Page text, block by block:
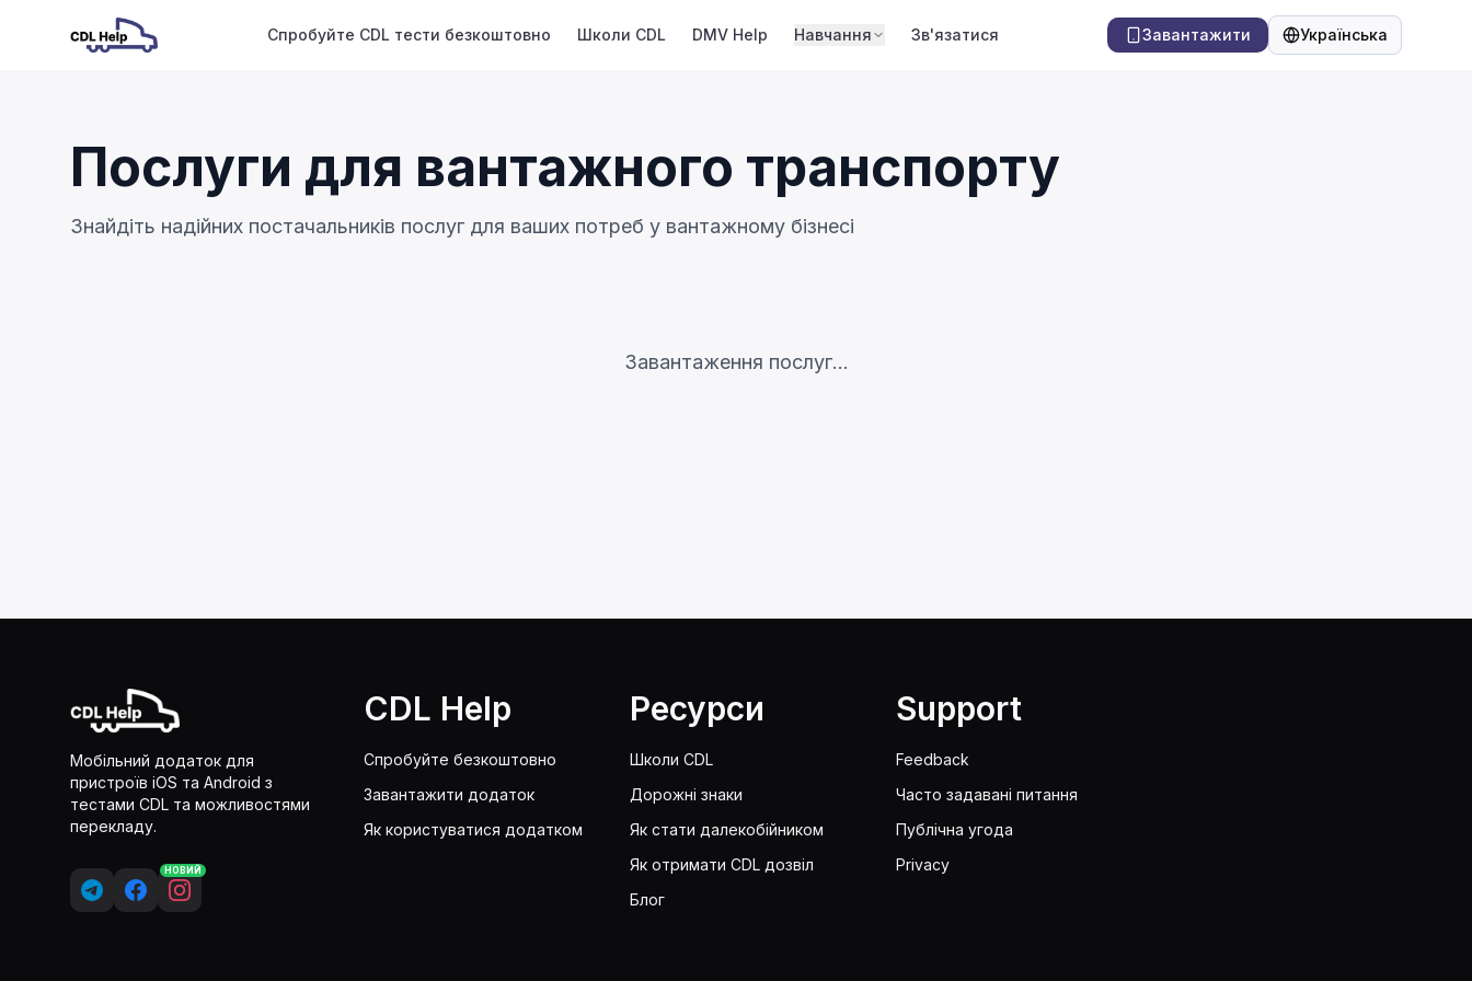
Спробуйте CDL тести безкоштовно Школи CDL DMV Help Навчання Зв'язатися Завантажити Українська
Мова
Послуги для вантажного транспорту
Знайдіть надійних постачальників послуг для ваших потреб у вантажному бізнесі
Завантаження послуг...
Мобільний додаток для
пристроїв iOS та Android з
тестами CDL та можливостями
перекладу.
НОВИЙ
CDL Help
Спробуйте безкоштовно
Завантажити додаток
Як користуватися додатком
Ресурси
Школи CDL
Дорожні знаки
Як стати далекобійником
Як отримати CDL дозвіл
Блог
Support
Feedback
Часто задавані питання
Публічна угода
Privacy